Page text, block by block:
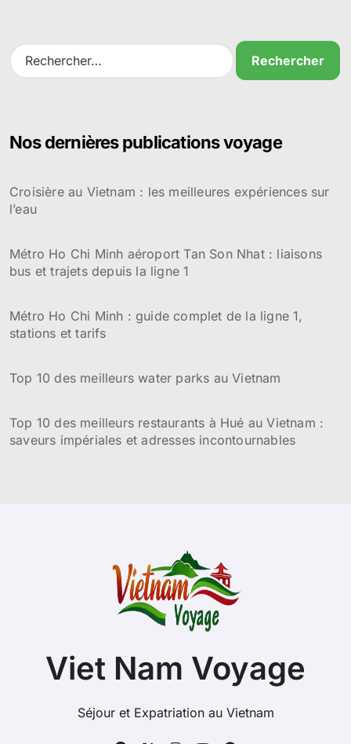
R
e
r
e
r
Nos dernières publications voyage
Croisière au Vietnam : les meilleures expériences sur
l’eau
Métro Ho Chi Minh aéroport Tan Son Nhat : liaisons
bus et trajets depuis la ligne 1
Métro Ho Chi Minh : guide complet de la ligne 1,
stations et tarifs
Top 10 des meilleurs water parks au Vietnam
Top 10 des meilleurs restaurants à Hué au Vietnam :
saveurs impériales et adresses incontournables
Viet Nam Voyage
Séjour et Expatriation au Vietnam